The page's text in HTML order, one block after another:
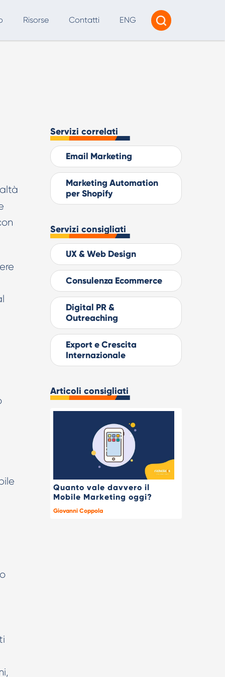
Risorse Contatti ENG
Servizi correlati
Email Marketing
Marketing Automation
per Shopify
Servizi consigliati
UX & Web Design
Consulenza Ecommerce
Digital PR &
Outreaching
Export e Crescita
Internazionale
Articoli consigliati
Quanto vale davvero il
Mobile Marketing oggi?
Giovanni Coppola